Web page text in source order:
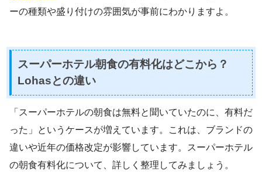
ーの種類や盛り付けの雰囲気が事前にわかりますよ。
スーパーホテル朝食の有料化はどこから？
Lohasとの違い
「スーパーホテルの朝食は無料と聞いていたのに、有料だ
った」というケースが増えています。これは、ブランドの
違いや近年の価格改定が影響しています。スーパーホテル
の朝食有料化について、詳しく整理してみましょう。